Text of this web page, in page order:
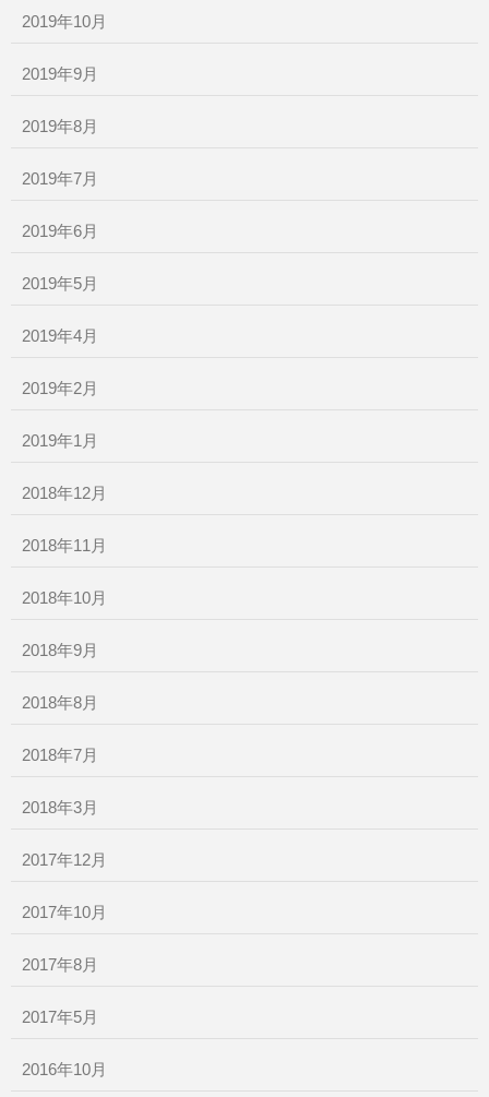
2019年10月
2019年9月
2019年8月
2019年7月
2019年6月
2019年5月
2019年4月
2019年2月
2019年1月
2018年12月
2018年11月
2018年10月
2018年9月
2018年8月
2018年7月
2018年3月
2017年12月
2017年10月
2017年8月
2017年5月
2016年10月